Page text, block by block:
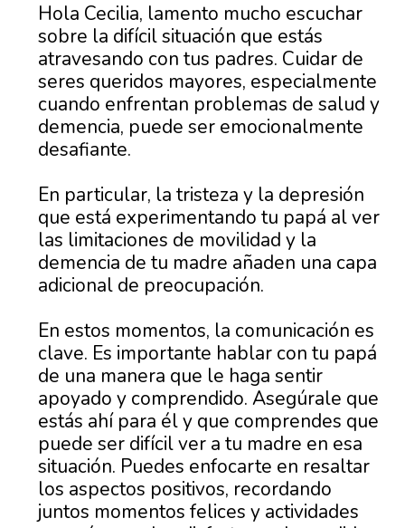
Hola Cecilia, lamento mucho escuchar
sobre la difícil situación que estás
atravesando con tus padres. Cuidar de
seres queridos mayores, especialmente
cuando enfrentan problemas de salud y
demencia, puede ser emocionalmente
desafiante.
En particular, la tristeza y la depresión
que está experimentando tu papá al ver
las limitaciones de movilidad y la
demencia de tu madre añaden una capa
adicional de preocupación.
En estos momentos, la comunicación es
clave. Es importante hablar con tu papá
de una manera que le haga sentir
apoyado y comprendido. Asegúrale que
estás ahí para él y que comprendes que
puede ser difícil ver a tu madre en esa
situación. Puedes enfocarte en resaltar
los aspectos positivos, recordando
juntos momentos felices y actividades